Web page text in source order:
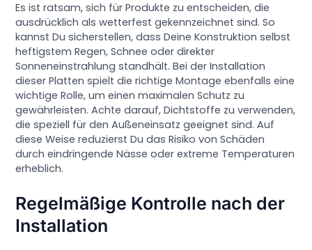
Es ist ratsam, sich für Produkte zu entscheiden, die
ausdrücklich als wetterfest gekennzeichnet sind. So
kannst Du sicherstellen, dass Deine Konstruktion selbst
heftigstem Regen, Schnee oder direkter
Sonneneinstrahlung standhält. Bei der Installation
dieser Platten spielt die richtige Montage ebenfalls eine
wichtige Rolle, um einen maximalen Schutz zu
gewährleisten. Achte darauf, Dichtstoffe zu verwenden,
die speziell für den Außeneinsatz geeignet sind. Auf
diese Weise reduzierst Du das Risiko von Schäden
durch eindringende Nässe oder extreme Temperaturen
erheblich.
Regelmäßige Kontrolle nach der
Installation